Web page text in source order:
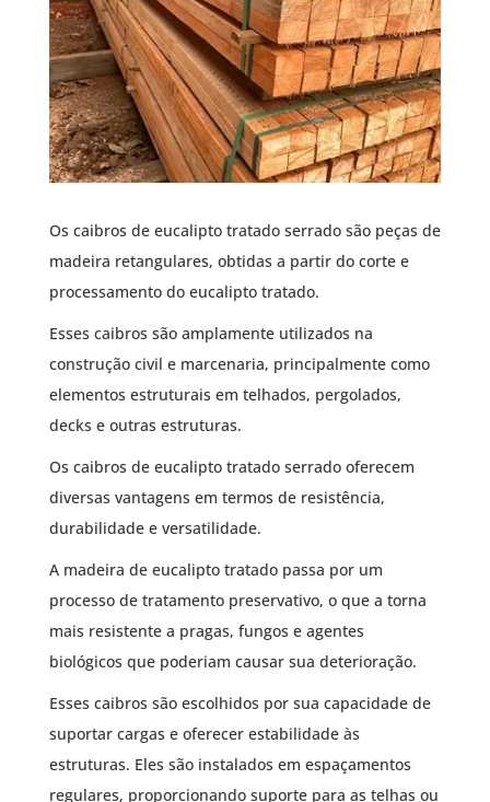
Os caibros de eucalipto tratado serrado são peças de
madeira retangulares, obtidas a partir do corte e
processamento do eucalipto tratado.
Esses caibros são amplamente utilizados na
construção civil e marcenaria, principalmente como
elementos estruturais em telhados, pergolados,
decks e outras estruturas.
Os caibros de eucalipto tratado serrado oferecem
diversas vantagens em termos de resistência,
durabilidade e versatilidade.
A madeira de eucalipto tratado passa por um
processo de tratamento preservativo, o que a torna
mais resistente a pragas, fungos e agentes
biológicos que poderiam causar sua deterioração.
Esses caibros são escolhidos por sua capacidade de
suportar cargas e oferecer estabilidade às
estruturas. Eles são instalados em espaçamentos
regulares, proporcionando suporte para as telhas ou